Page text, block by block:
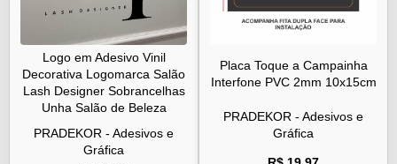
Logo em Adesivo Vinil
Decorativa Logomarca Salão
Lash Designer Sobrancelhas
Unha Salão de Beleza
PRADEKOR - Adesivos e
Gráfica
Placa Toque a Campainha
Interfone PVC 2mm 10x15cm
PRADEKOR - Adesivos e
Gráfica